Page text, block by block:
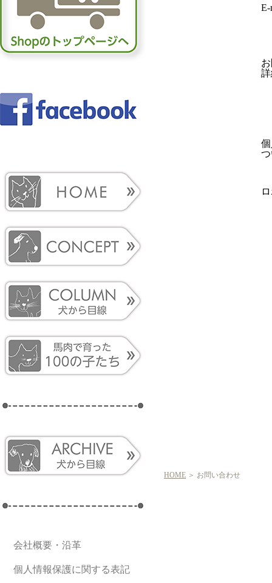
E-
HOME ＞ お問い合わせ
会社概要・沿革
個人情報保護に関する表記